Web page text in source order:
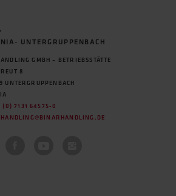
UNTERGRUPPENBACH
GMBH – BETRIEBSSTÄTTE
8
UNTERGRUPPENBACH
(0) 7131 64575-0
HANDLING@BINARHANDLING.DE